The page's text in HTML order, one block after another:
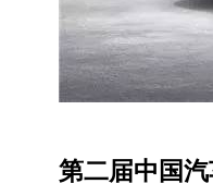
第二届中国